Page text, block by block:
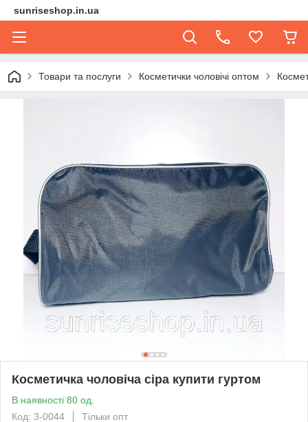
sunriseshop.in.ua
Товари та послуги Косметички чоловічі оптом
Косметичка чоловіча сіра купити гуртом
В наявності 80 од.
Код: 3-0044
Тільки опт